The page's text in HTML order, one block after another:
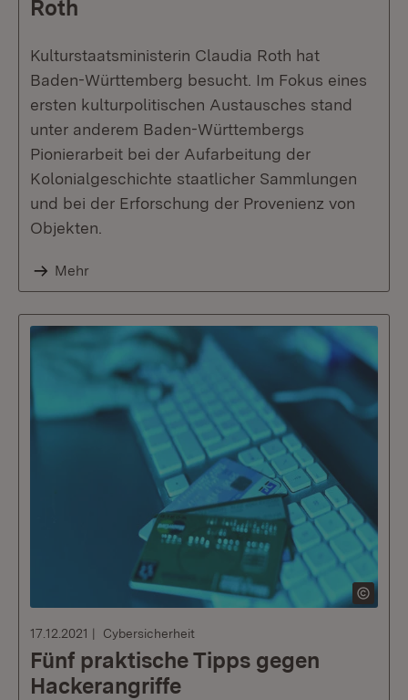
Roth
Kulturstaatsministerin Claudia Roth hat
Baden-Württemberg besucht. Im Fokus eines
ersten kulturpolitischen Austausches stand
unter anderem Baden-Württembergs
Pionierarbeit bei der Aufarbeitung der
Kolonialgeschichte staatlicher Sammlungen
und bei der Erforschung der Provenienz von
Objekten.
Mehr
17.12.2021 Cybersicherheit
Fünf praktische Tipps gegen
Hackerangriffe